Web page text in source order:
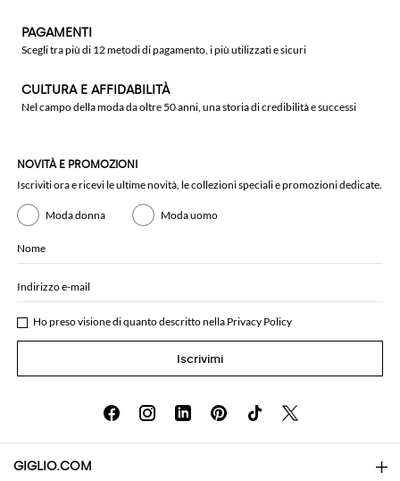
PAGAMENTI
Scegli tra più di 12 metodi di pagamento, i più utilizzati e sicuri
CULTURA E AFFIDABILITÀ
Nel campo della moda da oltre 50 anni, una storia di credibilità e successi
NOVITÀ E PROMOZIONI
Iscriviti ora e ricevi le ultime novità, le collezioni speciali e promozioni dedicate.
Moda donna Moda uomo
Nome
Indirizzo e-mail
Ho preso visione di quanto descritto nella Privacy Policy
Iscrivimi
GIGLIO.COM